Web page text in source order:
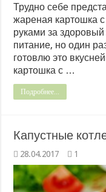
Трудно себе
жареная картошка
руками за
питание, но один
готовлю это
картошка с …
Подробнее...
Капустные
28.04.2017 1